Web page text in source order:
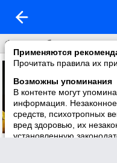
Применяются
Прочитать правила их
Возможны упоминания
В контенте могут
информация. Незаконное
средств, психотропных
вред здоровью, их
установленную
Фон на обложку